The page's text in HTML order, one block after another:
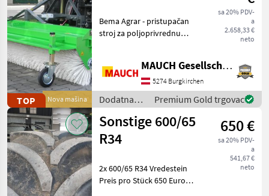
TRENUTNA
STAZA
Poljoprivredna
tehnika
Dodatna
Oprema
Za
Traktore
Ostala
Oprema
Za
Traktore
Sonstige
ODABERITE
KATEGORIJU
Poništi
Prikaži
4.967
rezultata
TOP Nova mašina
2300 mm
sa 20% PDV-
a
2.658,33 €
neto
Bema Agrar - pristupačan
stroj za poljoprivrednu
mm - Vrlo stabilno i
otporno na torziju kućište
stroja - Trot
MAUCH Gesellschaft m.b.H. & Co.KG
5274 Burgkirchen
Dodatna
oprema za
traktore /
Sonstige
Premium Gold trgovac
Sonstige 600/65
R34
650 €
sa 20% PDV-
a
541,67 €
neto
2x 600/65 R34 Vredestein
Preis pro Stück 650 Euro